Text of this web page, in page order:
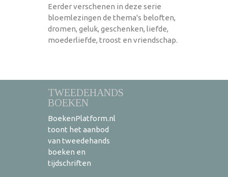
Eerder verschenen in deze serie
bloemlezingen de thema's beloften,
dromen, geluk, geschenken, liefde,
moederliefde, troost en vriendschap.
TWEEDEHANDS
BOEKEN
BoekenPlatform.nl
toont het aanbod
van tweedehands
boeken en
tijdschriften